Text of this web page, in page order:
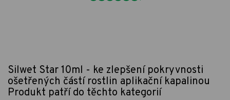
Silwet Star 10ml - ke zlepšení pokryvnosti
ošetřených částí rostlin aplikační kapalinou
Produkt patří do těchto kategorií